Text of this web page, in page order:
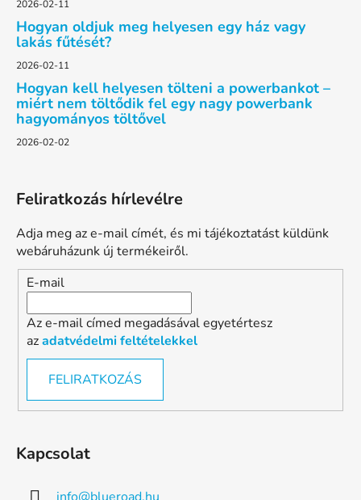
2026-02-11
Hogyan oldjuk meg helyesen egy ház vagy
lakás fűtését?
2026-02-11
Hogyan kell helyesen tölteni a powerbankot –
miért nem töltődik fel egy nagy powerbank
hagyományos töltővel
2026-02-02
Feliratkozás hírlevélre
Adja meg az e-mail címét, és mi tájékoztatást küldünk
webáruházunk új termékeiről.
E-mail
Az e-mail címed megadásával egyetértesz
azadatvédelmi feltételekkel
FELIRATKOZÁS
Kapcsolat